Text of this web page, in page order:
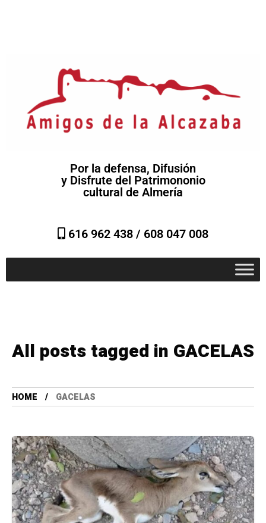
Por la defensa, Difusión
y Disfrute del Patrimononio
cultural de Almería
616 962 438 / 608 047 008
All posts tagged in GACELAS
HOME GACELAS